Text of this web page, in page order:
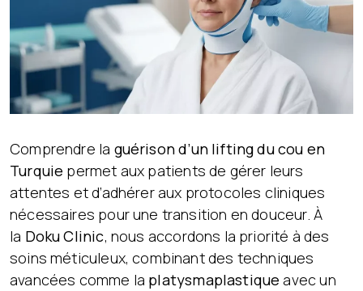
Comprendre la guérison d’un lifting du cou en
Turquie permet aux patients de gérer leurs
attentes et d’adhérer aux protocoles cliniques
nécessaires pour une transition en douceur. À
la Doku Clinic, nous accordons la priorité à des
soins méticuleux, combinant des techniques
avancées comme la platysmaplastique avec un